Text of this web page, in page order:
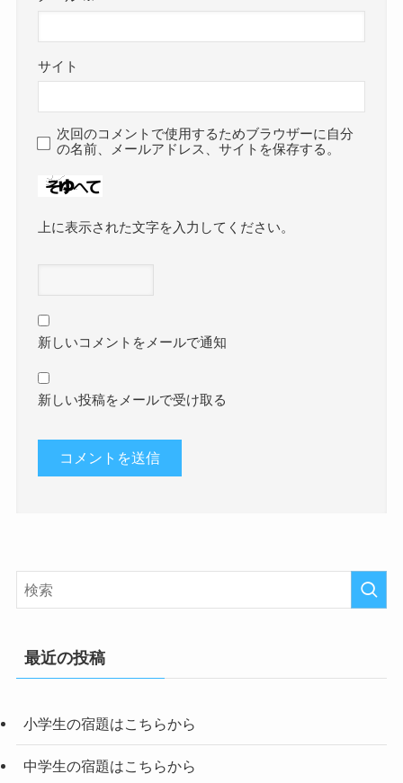
サイト
次回のコメントで使用するためブラウザーに自分
の名前、メールアドレス、サイトを保存する。
上に表示された文字を入力してください。
新しいコメントをメールで通知
新しい投稿をメールで受け取る
最近の投稿
小学生の宿題はこちらから
中学生の宿題はこちらから